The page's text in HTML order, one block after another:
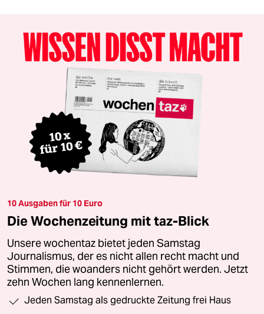
10 Ausgaben für 10 Euro
Die Wochenzeitung mit taz-Blick
Unsere wochentaz bietet jeden Samstag
Journalismus, der es nicht allen recht macht und
Stimmen, die woanders nicht gehört werden. Jetzt
zehn Wochen lang kennenlernen.
Jeden Samstag als gedruckte Zeitung frei Haus